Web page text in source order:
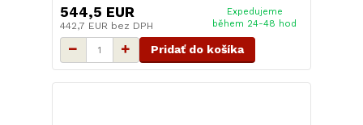
544,5 EUR
442,7 EUR bez DPH
Expedujeme
během 24-48 hod
Pridať do košíka